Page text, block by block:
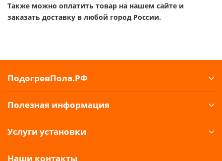
Также можно оплатить товар на нашем сайте и
заказать доставку в любой город России.
ПодогревПола.РФ
Полезная информация
Услуги установки
Наши контакты